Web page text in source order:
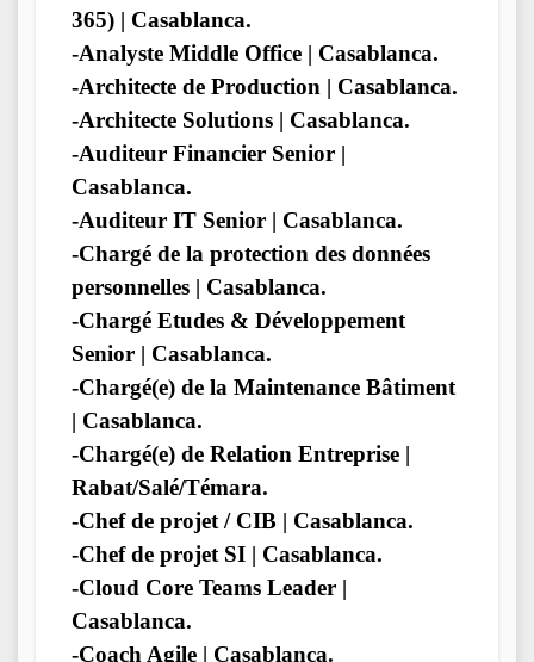
365) | Casablanca.
-Analyste Middle Office | Casablanca.
-Architecte de Production | Casablanca.
-Architecte Solutions | Casablanca.
-Auditeur Financier Senior |
Casablanca.
-Auditeur IT Senior | Casablanca.
-Chargé de la protection des données
personnelles | Casablanca.
-Chargé Etudes & Développement
Senior | Casablanca.
-Chargé(e) de la Maintenance Bâtiment
| Casablanca.
-Chargé(e) de Relation Entreprise |
Rabat/Salé/Témara.
-Chef de projet / CIB | Casablanca.
-Chef de projet SI | Casablanca.
-Cloud Core Teams Leader |
Casablanca.
-Coach Agile | Casablanca.